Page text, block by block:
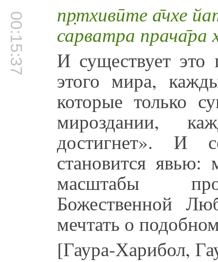
00:15:37 пр̣тхивӣте а̄чхе
сарватра прача̄ра
И существует это
этого мира,
которые только
мироздании,
достигнет». И
становится
масштабы
Божественной
мечтать о
[Гаура-Харибол,